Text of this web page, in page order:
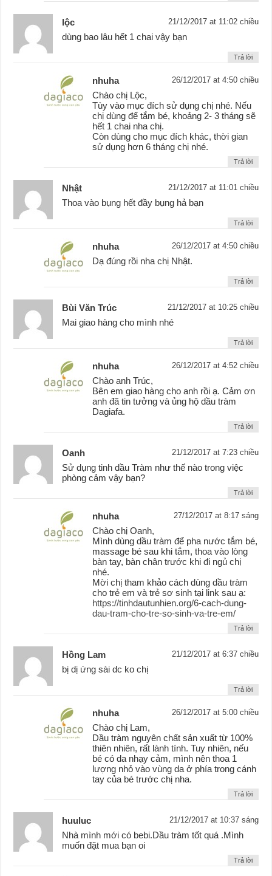
lộc 21/12/2017 at 11:02 chiều
dùng bao lâu hết 1 chai vậy bạn
Trả lời
nhuha 26/12/2017 at 4:50 chiều
Chào chị Lộc,
Tùy vào mục đích sử dụng chị nhé. Nếu
chị dùng để tắm bé, khoảng 2- 3 tháng sẽ
hết 1 chai nha chị.
Còn dùng cho mục đích khác, thời gian
sử dụng hơn 6 tháng chị nhé.
Trả lời
Nhật 21/12/2017 at 11:01 chiều
Thoa vào bụng hết đầy bụng hả bạn
Trả lời
nhuha 26/12/2017 at 4:50 chiều
Dạ đúng rồi nha chị Nhật.
Trả lời
Bùi Văn Trúc 21/12/2017 at 10:25 chiều
Mai giao hàng cho mình nhé
Trả lời
nhuha 26/12/2017 at 4:52 chiều
Chào anh Trúc,
Bên em giao hàng cho anh rồi ạ. Cảm ơn
anh đã tin tưởng và ủng hộ dầu tràm
Dagiafa.
Trả lời
Oanh 21/12/2017 at 7:23 chiều
Sử dụng tinh dầu Tràm như thế nào trong việc
phòng cảm vậy bạn?
Trả lời
nhuha 27/12/2017 at 8:17 sáng
Chào chị Oanh,
Mình dùng dầu tràm để pha nước tắm bé,
massage bé sau khi tắm, thoa vào lòng
bàn tay, bàn chân trước khi đi ngủ chị
nhé.
Mời chị tham khảo cách dùng dầu tràm
cho trẻ em và trẻ sơ sinh tại link sau ạ:
https://tinhdautunhien.org/6-cach-dung-
dau-tram-cho-tre-so-sinh-va-tre-em/
Trả lời
Hồng Lam 21/12/2017 at 6:37 chiều
bị dị ứng sài dc ko chị
Trả lời
nhuha 26/12/2017 at 5:00 chiều
Chào chị Lam,
Dầu tràm nguyên chất sản xuất từ 100%
thiên nhiên, rất lành tính. Tuy nhiên, nếu
bé có da nhạy cảm, mình nên thoa 1
lượng nhỏ vào vùng da ở phía trong cánh
tay của bé trước chị nha.
Trả lời
huuluc 21/12/2017 at 10:37 sáng
Nhà mình mới có bebi.Dầu tràm tốt quá .Mình
muốn đặt mua bạn oi
Trả lời